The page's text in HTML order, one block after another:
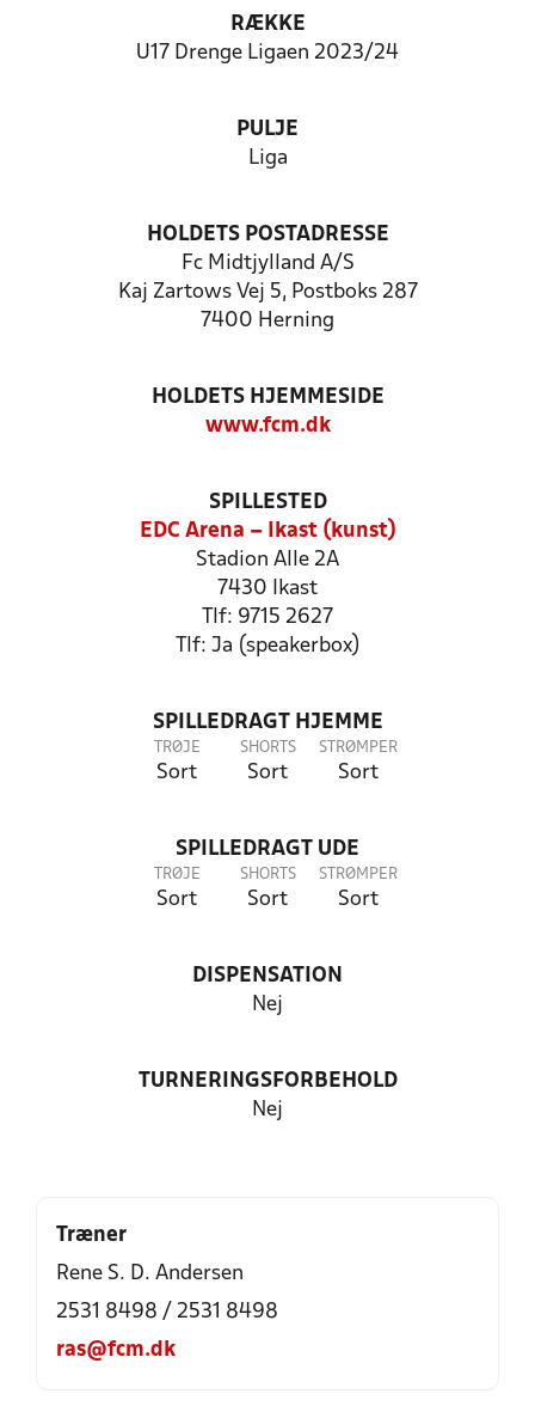
RÆKKE
U17 Drenge Ligaen 2023/24
PULJE
Liga
HOLDETS POSTADRESSE
Fc Midtjylland A/S
Kaj Zartows Vej 5, Postboks 287
7400 Herning
HOLDETS HJEMMESIDE
www.fcm.dk
SPILLESTED
EDC Arena – Ikast (kunst)
Stadion Alle 2A
7430 Ikast
Tlf: 9715 2627
Tlf: Ja (speakerbox)
SPILLEDRAGT HJEMME
TRØJE
Sort
SHORTS
Sort
STRØMPER
Sort
SPILLEDRAGT UDE
TRØJE
Sort
SHORTS
Sort
STRØMPER
Sort
DISPENSATION
Nej
TURNERINGSFORBEHOLD
Nej
Træner
Rene S. D. Andersen
2531 8498 / 2531 8498
ras@fcm.dk